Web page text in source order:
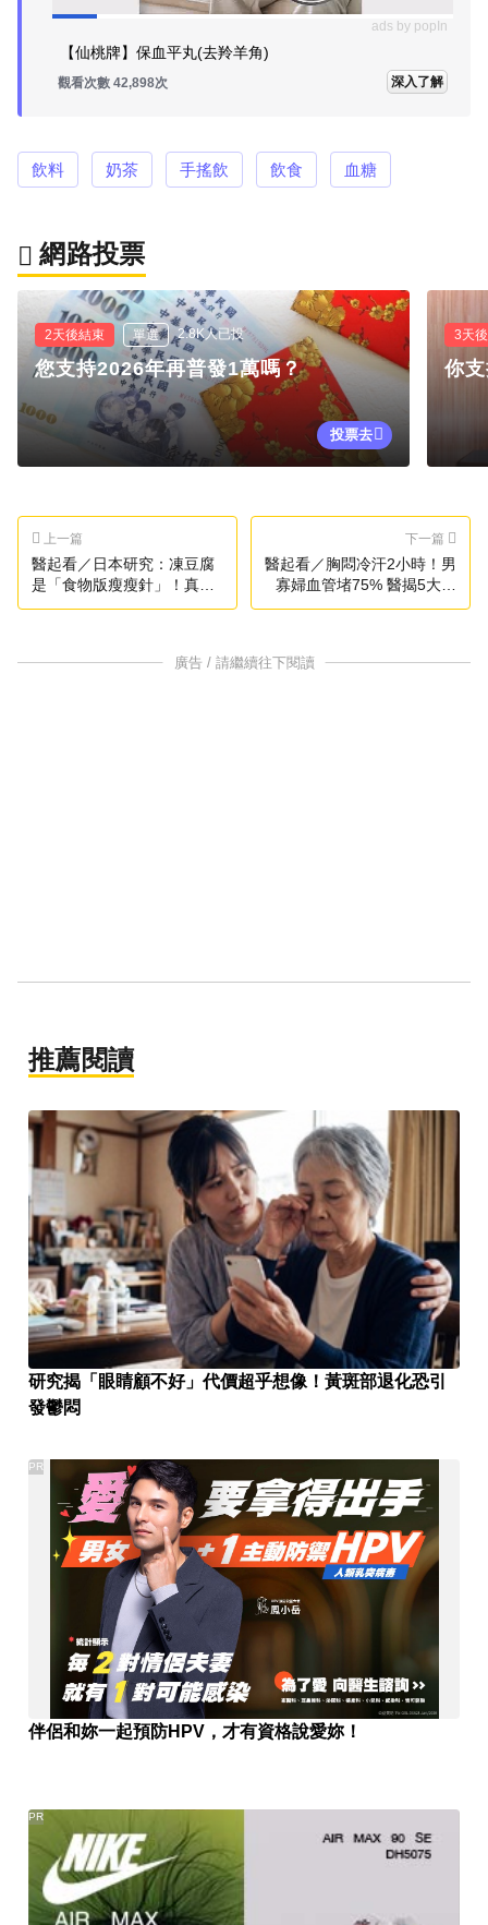
ads by popIn
【仙桃牌】保血平丸(去羚羊角)
觀看次數 42,917次 深入了解
飲料 奶茶 手搖飲 飲食 血糖
網路投票
2天後結束 單選 2.8K人已投
您支持2026年再普發1萬嗎？
投票去
3天
你
上一篇
醫起看／日本研究：凍豆腐
是「食物版瘦瘦針」！真相
是這樣
下一篇
醫起看／胸悶冷汗2小時！男
寡婦血管堵75% 醫揭5大警
訊
廣告 / 請繼續往下閱讀
推薦閱讀
研究揭「眼睛顧不好」代價超乎想像！黃斑部退化恐引
發鬱悶
伴侶和妳一起預防HPV，才有資格說愛妳！
PR
PR